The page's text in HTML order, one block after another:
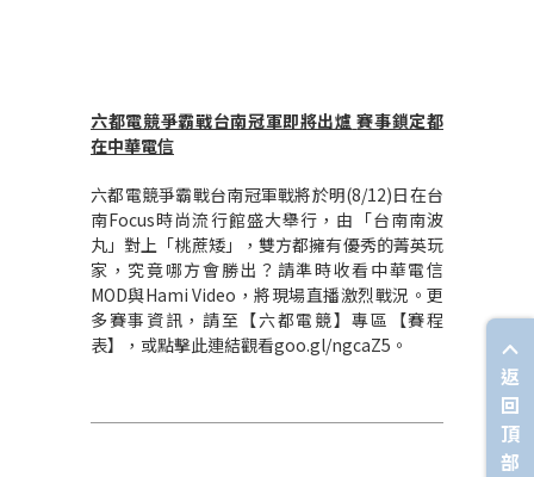
六都電競爭霸戰台南冠軍即將出爐 賽事鎖定都
在中華電信
六都電競爭霸戰台南冠軍戰將於明(8/12)日在台
南Focus時尚流行館盛大舉行，由「台南南波
丸」對上「桃蔗矮」，雙方都擁有優秀的菁英玩
家，究竟哪方會勝出？請準時收看中華電信
MOD與Hami Video，將現場直播激烈戰況。更
多賽事資訊，請至【六都電競】專區【賽程
表】，或點擊此連結觀看goo.gl/ngcaZ5。
返
回
頂
部